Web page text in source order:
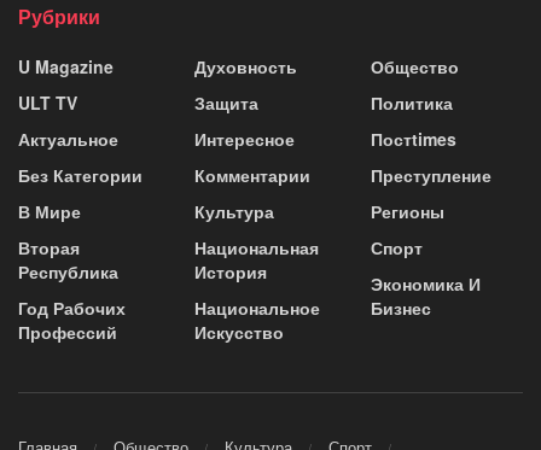
Рубрики
U Magazine
ULT TV
Актуальное
Без Категории
В Мире
Вторая
Республика
Год Рабочих
Профессий
Духовность
Защита
Интересное
Комментарии
Культура
Национальная
История
Национальное
Искусство
Общество
Политика
Постtimes
Преступление
Регионы
Спорт
Экономика И
Бизнес